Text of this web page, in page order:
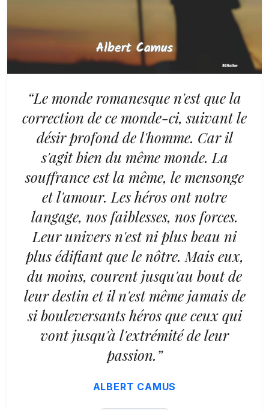
“Le monde romanesque n'est que la
correction de ce monde-ci, suivant le
désir profond de l'homme. Car il
s'agit bien du même monde. La
souffrance est la même, le mensonge
et l'amour. Les héros ont notre
langage, nos faiblesses, nos forces.
Leur univers n'est ni plus beau ni
plus édifiant que le nôtre. Mais eux,
du moins, courent jusqu'au bout de
leur destin et il n'est même jamais de
si bouleversants héros que ceux qui
vont jusqu'à l'extrémité de leur
passion.”
ALBERT CAMUS